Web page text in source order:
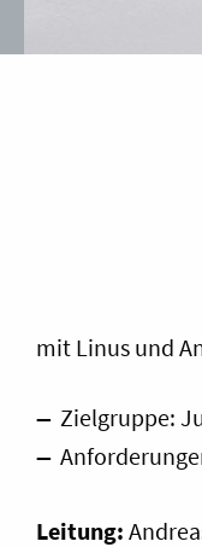
mit Linus und
Zielgruppe:
Leitung: